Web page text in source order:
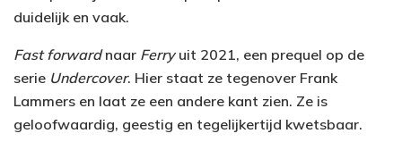
duidelijk en vaak.
Fast forwardnaar Ferryuit 2021, een prequel op de
serie Undercover. Hier staat ze tegenover Frank
Lammers en laat ze een andere kant zien. Ze is
geloofwaardig, geestig en tegelijkertijd kwetsbaar.